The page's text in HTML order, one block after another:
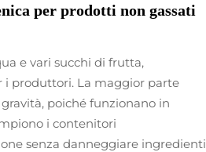
per prodotti non gassati
e vari succhi di frutta,
i produttori. La maggior parte
poiché funzionano in
i contenitori
senza danneggiare ingredienti